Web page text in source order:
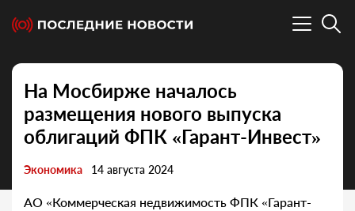
На Мосбирже началось
размещения нового выпуска
облигаций ФПК «Гарант-Инвест»
Экономика 14 августа 2024
АО «Коммерческая недвижимость ФПК «Гарант-